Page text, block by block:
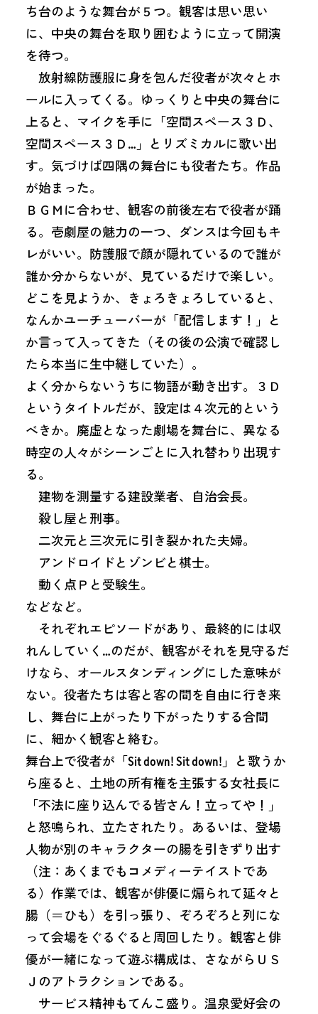
ち台のような舞台が５つ。観客は思い思い
に、中央の舞台を取り囲むように立って開演
を待つ。
放射線防護服に身を包んだ役者が次々とホ
ールに入ってくる。ゆっくりと中央の舞台に
上ると、マイクを手に「空間スペース３Ｄ、
空間スペース３Ｄ…」とリズミカルに歌い出
す。気づけば四隅の舞台にも役者たち。作品
が始まった。
ＢＧＭに合わせ、観客の前後左右で役者が踊
る。壱劇屋の魅力の一つ、ダンスは今回もキ
レがいい。防護服で顔が隠れているので誰が
誰か分からないが、見ているだけで楽しい。
どこを見ようか、きょろきょろしていると、
なんかユーチューバーが「配信します！」と
か言って入ってきた（その後の公演で確認し
たら本当に生中継していた）。
よく分からないうちに物語が動き出す。３Ｄ
というタイトルだが、設定は４次元的という
べきか。廃虚となった劇場を舞台に、異なる
時空の人々がシーンごとに入れ替わり出現す
る。
建物を測量する建設業者、自治会長。
殺し屋と刑事。
二次元と三次元に引き裂かれた夫婦。
アンドロイドとゾンビと棋士。
動く点Ｐと受験生。
などなど。
それぞれエピソードがあり、最終的には収
れんしていく…のだが、観客がそれを見守るだ
けなら、オールスタンディングにした意味が
ない。役者たちは客と客の間を自由に行き来
し、舞台に上がったり下がったりする合間
に、細かく観客と絡む。
舞台上で役者が「Sit down! Sit down!」と歌うか
ら座ると、土地の所有権を主張する女社長に
「不法に座り込んでる皆さん！立ってや！」
と怒鳴られ、立たされたり。あるいは、登場
人物が別のキャラクターの腸を引きずり出す
（注：あくまでもコメディーテイストであ
る）作業では、観客が俳優に煽られて延々と
腸（＝ひも）を引っ張り、ぞろぞろと列にな
って会場をぐるぐると周回したり。観客と俳
優が一緒になって遊ぶ構成は、さながらＵＳ
Ｊのアトラクションである。
サービス精神もてんこ盛り。温泉愛好会の